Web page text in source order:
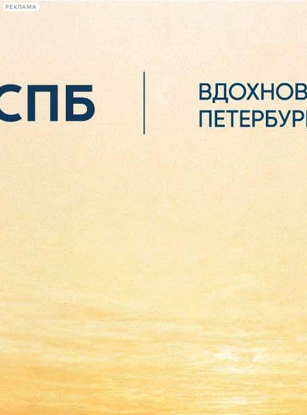
РЕКЛАМА
Сегодня:
2026.08.06
16:11
«Все тот же Итан»: вышел
трейлер новой ленты
«Миссия невыполнима»
05 февраля 2018, 12:34 Версия для печати